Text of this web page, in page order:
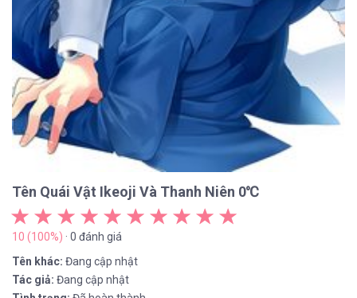
Tên Quái Vật Ikeoji Và Thanh Niên 0℃
10 (100%) · 0 đánh giá
Tên khác: Đang cập nhật
Tác giả: Đang cập nhật